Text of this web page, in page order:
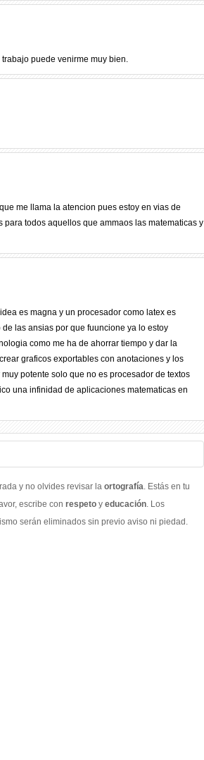
puede venirme muy bien.
me llama la atencion pues estoy en vias de
todos aquellos que ammaos las matematicas y
es magna y un procesador como latex es
las ansias por que fuuncione ya lo estoy
como me ha de ahorrar tiempo y dar la
graficos exportables con anotaciones y los
potente solo que no es procesador de textos
una infinidad de aplicaciones matematicas en
y no olvides revisar la ortografía. Estás en tu
escribe con respeto y educación. Los
serán eliminados sin previo aviso ni piedad.